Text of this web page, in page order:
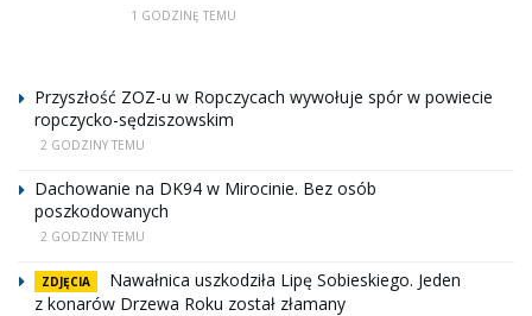
1 GODZINĘ TEMU
Przyszłość ZOZ-u w Ropczycach wywołuje spór w powiecie
ropczycko-sędziszowskim
2 GODZINY TEMU
Dachowanie na DK94 w Mirocinie. Bez osób
poszkodowanych
2 GODZINY TEMU
ZDJĘCIA
Nawałnica uszkodziła Lipę Sobieskiego. Jeden
z konarów Drzewa Roku został złamany